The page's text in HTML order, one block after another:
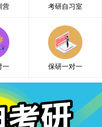
营 考研自习室
一 保研一对一